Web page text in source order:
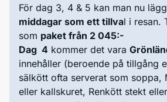
För dag 3, 4 & 5 kan man nu
middagar som ett tillval i resan.
som paket från 2 045:-
Dag 4 kommer det vara
innehåller (beroende på tillgång
sälkött ofta serverat som soppa,
eller kallskuret, Renkött stekt